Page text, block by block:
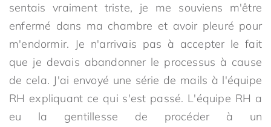
sentais vraiment triste, je me souviens m'être
enfermé dans ma chambre et avoir pleuré pour
m'endormir. Je n'arrivais pas à accepter le fait
que je devais abandonner le processus à cause
de cela. J'ai envoyé une série de mails à l'équipe
RH expliquant ce qui s'est passé. L'équipe RH a
eu la gentillesse de procéder à un